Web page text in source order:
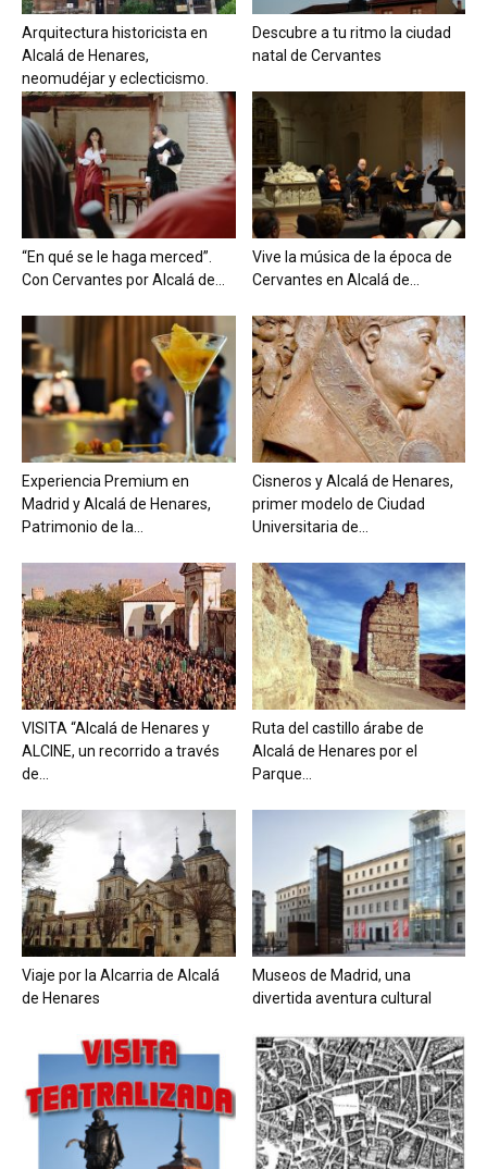
Arquitectura historicista en
Alcalá de Henares,
neomudéjar y eclecticismo.
Descubre a tu ritmo la ciudad
natal de Cervantes
“En qué se le haga merced”.
Con Cervantes por Alcalá de...
Vive la música de la época de
Cervantes en Alcalá de...
Experiencia Premium en
Madrid y Alcalá de Henares,
Patrimonio de la...
Cisneros y Alcalá de Henares,
primer modelo de Ciudad
Universitaria de...
VISITA “Alcalá de Henares y
ALCINE, un recorrido a través
de...
Ruta del castillo árabe de
Alcalá de Henares por el
Parque...
Viaje por la Alcarria de Alcalá
de Henares
Museos de Madrid, una
divertida aventura cultural